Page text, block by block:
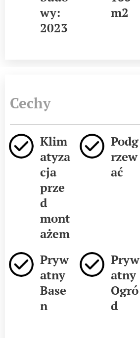
wy:
2023
m2
Cechy
Klim
atyza
cja
prze
d
mont
ażem
Podg
rzew
ać
Pryw
atny
Base
n
Pryw
atny
Ogró
d